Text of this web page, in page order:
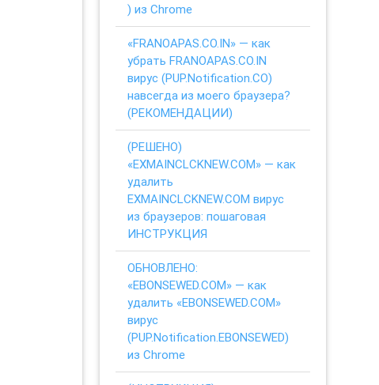
) из Chrome
«FRANOAPAS.CO.IN» — как
убрать FRANOAPAS.CO.IN
вирус (PUP.Notification.CO)
навсегда из моего браузера?
(РЕКОМЕНДАЦИИ)
(РЕШЕНО)
«EXMAINCLCKNEW.COM» — как
удалить
EXMAINCLCKNEW.COM вирус
из браузеров: пошаговая
ИНСТРУКЦИЯ
ОБНОВЛЕНО:
«EBONSEWED.COM» — как
удалить «EBONSEWED.COM»
вирус
(PUP.Notification.EBONSEWED)
из Chrome